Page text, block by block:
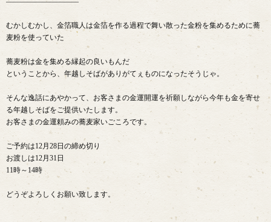
むかしむかし、金箔職人は金箔を作る過程で舞い散った金粉を集めるために蕎
麦粉を使っていた
蕎麦粉は金を集める縁起の良いもんだ
ということから、年越しそばがありがてぇものになったそうじゃ。
そんな逸話にあやかって、お客さまの金運開運を祈願しながら今年も金を寄せ
る年越しそばをご提供いたします。
お客さまの金運頼みの蕎麦家いごころです。
ご予約は12月28日の締め切り
お渡しは12月31日
11時～14時
どうぞよろしくお願い致します。